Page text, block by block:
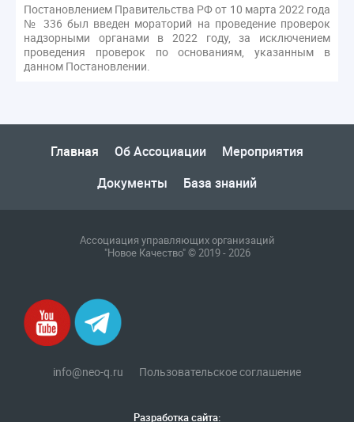
Постановлением Правительства РФ от 10 марта 2022 года
№ 336 был введен мораторий на проведение проверок
надзорными органами в 2022 году, за исключением
проведения проверок по основаниям, указанным в
данном Постановлении.
Главная Об Ассоциации
Мероприятия
Документы
База знаний
Ассоциация управляющих организаций
"Новое Качество" © 2019 - 2026
info@neo-q.ru Пользовательское соглашение
Разработка сайта: